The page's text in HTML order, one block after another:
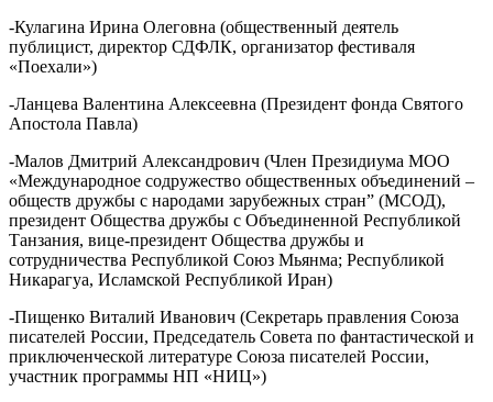
-Кулагина Ирина Олеговна (общественный деятель
публицист, директор СДФЛК, организатор фестиваля
«Поехали»)
-Ланцева Валентина Алексеевна (Президент фонда Святого
Апостола Павла)
-Малов Дмитрий Александрович (Член Президиума МОО
«Международное содружество общественных объединений –
обществ дружбы с народами зарубежных стран” (МСОД),
президент Общества дружбы с Объединенной Республикой
Танзания, вице-президент Общества дружбы и
сотрудничества Республикой Союз Мьянма; Республикой
Никарагуа, Исламской Республикой Иран)
-Пищенко Виталий Иванович (Секретарь правления Союза
писателей России, Председатель Совета по фантастической и
приключенческой литературе Союза писателей России,
участник программы НП «НИЦ»)